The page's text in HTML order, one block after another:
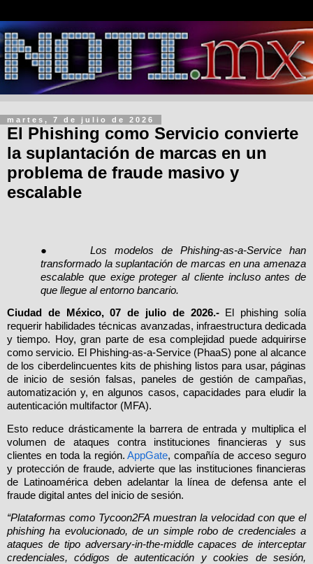
martes, 7 de julio de 2026
El Phishing como Servicio convierte
la suplantación de marcas en un
problema de fraude masivo y
escalable
●
Los modelos de Phishing-as-a-Service han
transformado la suplantación de marcas en una amenaza
escalable que exige proteger al cliente incluso antes de
que llegue al entorno bancario.
Ciudad de México, 07 de julio de 2026.- El phishing solía
requerir habilidades técnicas avanzadas, infraestructura dedicada
y tiempo. Hoy, gran parte de esa complejidad puede adquirirse
como servicio. El Phishing-as-a-Service (PhaaS) pone al alcance
de los ciberdelincuentes kits de phishing listos para usar, páginas
de inicio de sesión falsas, paneles de gestión de campañas,
automatización y, en algunos casos, capacidades para eludir la
autenticación multifactor (MFA).
Esto reduce drásticamente la barrera de entrada y multiplica el
volumen de ataques contra instituciones financieras y sus
clientes en toda la región.AppGate, compañía de acceso seguro
y protección de fraude, advierte que las instituciones financieras
de Latinoamérica deben adelantar la línea de defensa ante el
fraude digital antes del inicio de sesión.
“Plataformas como Tycoon2FA muestran la velocidad con que el
phishing ha evolucionado, de un simple robo de credenciales a
ataques de tipo adversary-in-the-middle capaces de interceptar
credenciales, códigos de autenticación y cookies de sesión,